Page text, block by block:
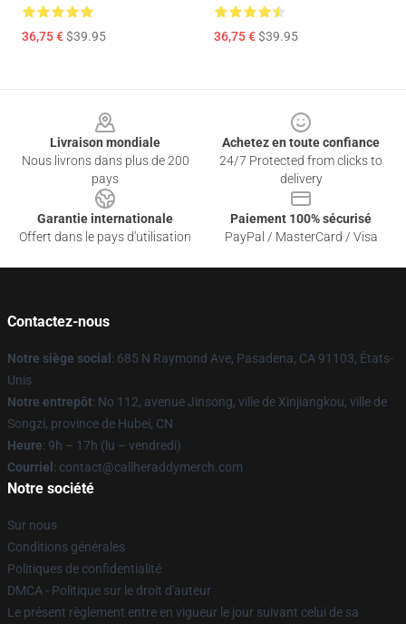
36,75 €$39.95 36,75 €$39.95
Livraison mondiale
Nous livrons dans plus de 200
pays
Achetez en toute confiance
24/7 Protected from clicks to
delivery
Garantie internationale
Offert dans le pays d'utilisation
Paiement 100% sécurisé
PayPal / MasterCard / Visa
Contactez-nous
Notre siège social : 685 N Raymond Ave, Pasadena, CA 91103, États-
Unis
Notre entrepôt: No 112, avenue Jinsong, ville de Xinjiangkou, ville de
Songzi, province de Hubei, CN
Heure: 9h – 17h (lu – vendredi)
Courriel : contact@callheraddymerch.com
Notre société
Sur nous
Conditions générales
Politiques de confidentialité
DMCA - Politique sur le droit d'auteur
Le présent règlement entre en vigueur le jour suivant celui de sa